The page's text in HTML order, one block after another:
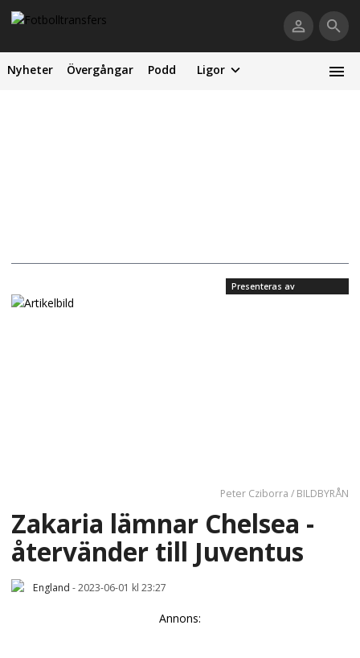
Nyheter Övergångar Podd Ligor
Presenteras av
Peter Cziborra / BILDBYRÅN
Zakaria lämnar Chelsea -
återvänder till Juventus
England -2023-06-01 kl 23:27
Annons: